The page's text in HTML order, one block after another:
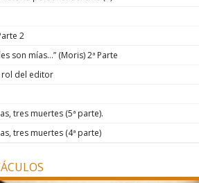
2
son mías…” (Moris) 2ª Parte
rol del editor
tres muertes (5ª parte).
tres muertes (4ª parte)